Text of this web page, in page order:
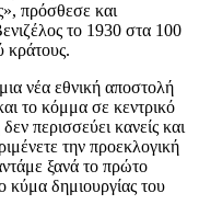
πρόσθεσε και
το 1930 στα 100
κράτους.
νέα εθνική αποστολή
το κόμμα σε κεντρικό
περισσεύει κανείς και
την προεκλογική
ξανά το πρώτο
κύμα δημιουργίας του